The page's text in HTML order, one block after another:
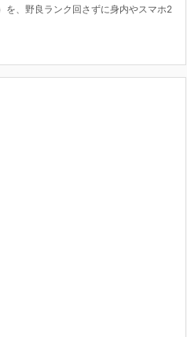
を、野良ランク回さずに身内やスマホ2